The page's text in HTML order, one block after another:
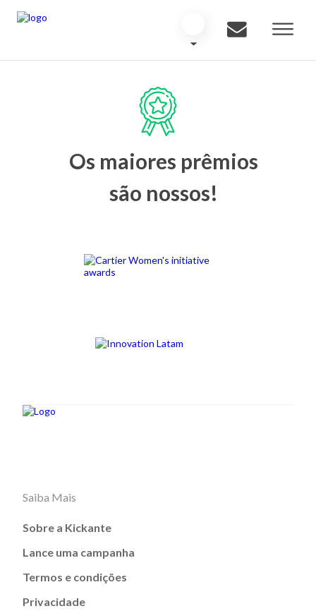
Os maiores prêmios
são nossos!
Saiba Mais
Sobre a Kickante
Lance uma campanha
Termos e condições
Privacidade